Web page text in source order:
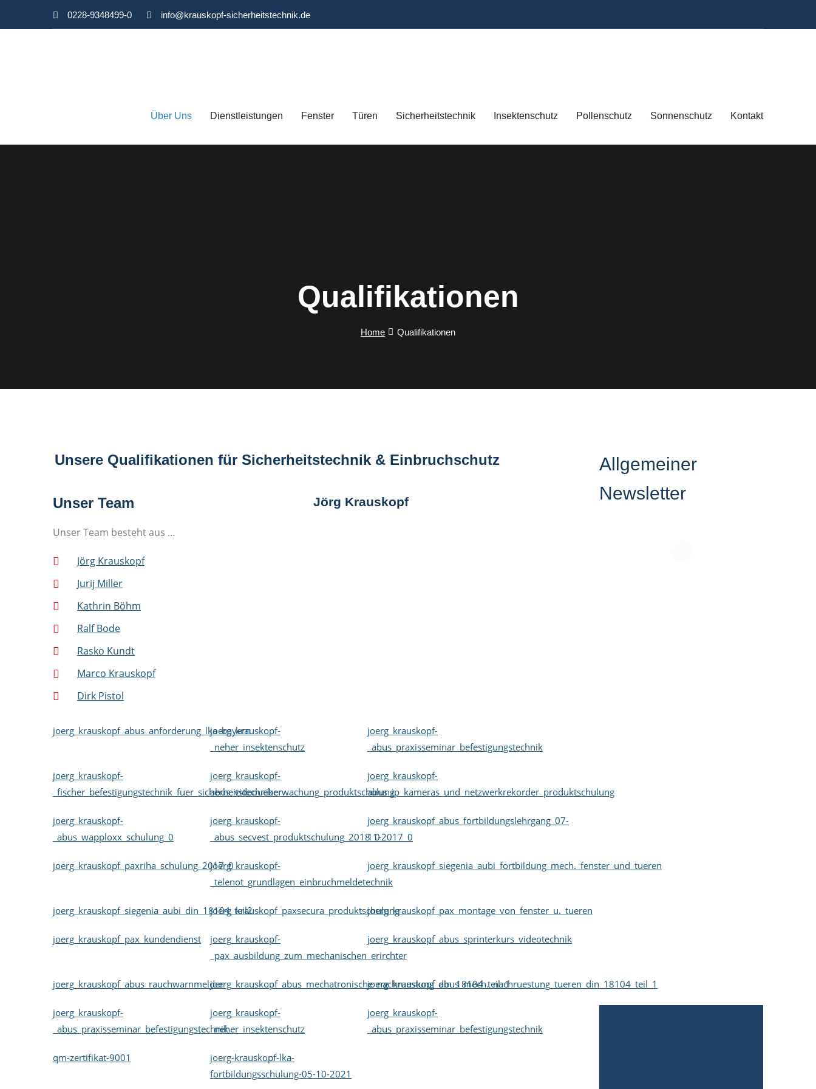
0228-9348499-0 info@krauskopf-sicherheitstechnik.de
Über Uns Dienstleistungen Fenster Türen Sicherheitstechnik Insektenschutz Pollenschutz Sonnenschutz Kontakt
Qualifikationen
Home Qualifikationen
Unsere Qualifikationen für Sicherheitstechnik & Einbruchschutz
Unser Team
Unser Team besteht aus …
Jörg Krauskopf
Jurij Miller
Kathrin Böhm
Ralf Bode
Rasko Kundt
Marco Krauskopf
Dirk Pistol
Jörg Krauskopf
joerg_krauskopf_abus_anforderung_lka_bayern
joerg_krauskopf-
_neher_insektenschutz
joerg_krauskopf-
_abus_praxisseminar_befestigungstechnik
joerg_krauskopf-
_fischer_befestigungstechnik_fuer_sicherheitstechniker
joerg_krauskopf-
abus_videoueberwachung_produktschulung
joerg_krauskopf-
abus_ip_kameras_und_netzwerkrekorder_produktschulung
joerg_krauskopf-
_abus_wapploxx_schulung_0
joerg_krauskopf-
_abus_secvest_produktschulung_2018_0
joerg_krauskopf_abus_fortbildungslehrgang_07-
11-2017_0
joerg_krauskopf_paxriha_schulung_2017_0joerg_krauskopf-
_telenot_grundlagen_einbruchmeldetechnik
joerg_krauskopf_siegenia_aubi_fortbildung_mech._fenster_und_tueren
joerg_krauskopf_siegenia_aubi_din_18104_teil2joerg_krauskopf_paxsecura_produktschulungjoerg_krauskopf_pax_montage_von_fenster_u._tueren
joerg_krauskopf_pax_kundendienst
joerg_krauskopf-
_pax_ausbildung_zum_mechanischen_erirchter
joerg_krauskopf_abus_sprinterkurs_videotechnik
joerg_krauskopf_abus_rauchwarnmelderjoerg_krauskopf_abus_mechatronische_nachruestung_din_18104_teil_1joerg_krauskopf_abus_mech._nachruestung_tueren_din_18104_teil_1
joerg_krauskopf-
_abus_praxisseminar_befestigungstechnik
joerg_krauskopf-
_neher_insektenschutz
joerg_krauskopf-
_abus_praxisseminar_befestigungstechnik
qm-zertifikat-9001
joerg-krauskopf-lka-
fortbildungsschulung-05-10-2021
Allgemeiner
Newsletter